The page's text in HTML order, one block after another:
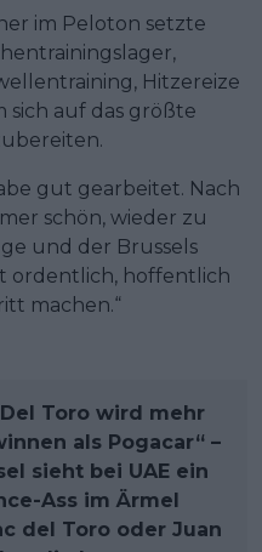
im Peloton setzte
Hitzereize
sich auf das größte
gut gearbeitet. Nach
schön, wieder zu
und der Brussels
ordentlich, hoffentlich
machen.“
Toro wird mehr
als Pogacar“ –
sieht bei UAE ein
Ass im Ärmel
del Toro oder Juan